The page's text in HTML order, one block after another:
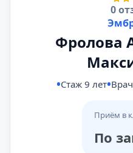
0
Фролова
Стаж 9 лет
Приём в
По